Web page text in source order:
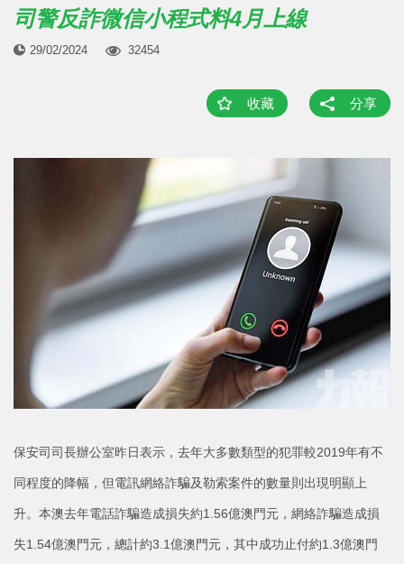
司警反詐微信小程式料4月上線
29/02/2024 32454
收藏 分享
保安司司長辦公室昨日表示，去年大多數類型的犯罪較2019年有不
同程度的降幅，但電訊網絡詐騙及勒索案件的數量則出現明顯上
升。本澳去年電話詐騙造成損失約1.56億澳門元，網絡詐騙造成損
失1.54億澳門元，總計約3.1億澳門元，其中成功止付約1.3億澳門